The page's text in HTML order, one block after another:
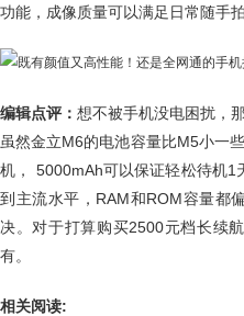
功能，成像质量可以满足日常随手拍
编辑点评： 想不被手机没电困扰，
虽然金立M6的电池容量比M5小一
机， 5000mAh可以保证轻松待机
到主流水平，RAM和ROM容量都
决。对于打算购买2500元档长续
有。
相关阅读: